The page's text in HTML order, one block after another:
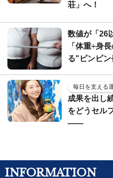
荘」へ！
数値が「26
「体重÷身
る"ピンピ
毎日を支える
成果を出し
をどうセル
——
INFORMATION